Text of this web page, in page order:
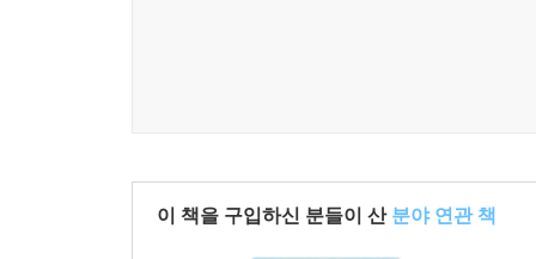
이 책을 구입하신 분들이 산 분야 연관 책